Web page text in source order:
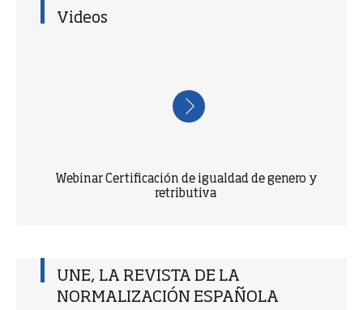
Videos
Webinar Certificación de igualdad de genero y
retributiva
UNE, LA REVISTA DE LA
NORMALIZACIÓN ESPAÑOLA